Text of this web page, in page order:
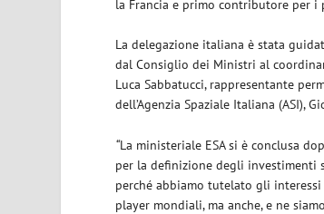
la Francia e primo contributore per i
La delegazione italiana è stata
dal Consiglio dei Ministri al
Luca Sabbatucci, rappresentante
dell’Agenzia Spaziale Italiana (ASI),
“La ministeriale ESA si è conclusa
per la definizione degli investimenti
perché abbiamo tutelato gli
player mondiali, ma anche, e ne